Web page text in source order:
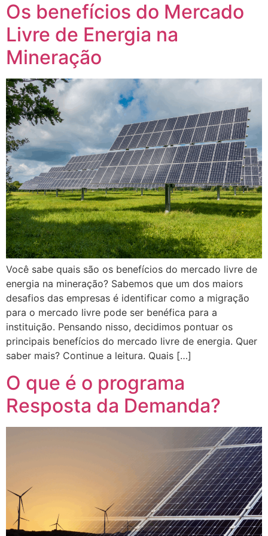
Os benefícios do Mercado
Livre de Energia na
Mineração
Você sabe quais são os benefícios do mercado livre de
energia na mineração? Sabemos que um dos maiors
desafios das empresas é identificar como a migração
para o mercado livre pode ser benéfica para a
instituição. Pensando nisso, decidimos pontuar os
principais benefícios do mercado livre de energia. Quer
saber mais? Continue a leitura. Quais […]
O que é o programa
Resposta da Demanda?